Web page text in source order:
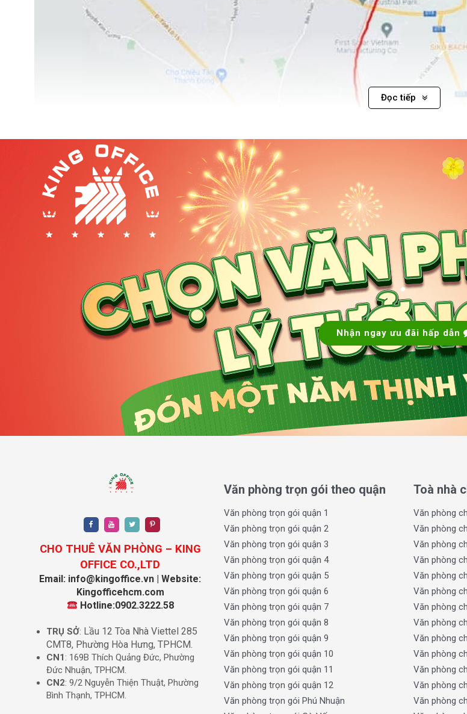
Cho thuê văn phòng xã Bình Mỹ giá rẻ ưu đãi
Xã Bình Mỹ được sáp nhập từ các xã nào?
Xã Bình Mỹ (mới) thuộc huyện Củ Chi, được sáp nhập từ xã Bình Mỹ,xã Trung Anvà xã Hòa Phú– đều
giáp xã Nhị Bình (Hóc Môn) và Quận 12
giáp các xã còn lại của huyện Củ Chi
Đặc điểm nổi bật:
Kết nối nhanh về trung tâm TP.HCM qua cầu Phú Cường – Quốc lộ 22
Gần khu công nghiệp Đông Nam, khu công nghệ cao
Quỹ đất rộng, giá thuê hợp lý, dễ setup văn phòng, kho bãi kết hợp
II. Tiềm năng phát triển khi thuê văn phòng xã Bình Mỹ TP.HCM
Kết nối giao thông:
GầnTỉnh lộ 15– trục đường chính nối Củ Chi về Quận 12
Kết nối nhanh vớiQuốc lộ 22,Vành đai 3 ,cao tốc TP.HCM – Mộc Bài
Trong tương lai, tuyến
sẽ đi qua khu vực lân cận
Khu vực sầm uất:
Đọc tiếp
.
.
Nhận ngay ưu đãi hấp dẫn
CHO THUÊ VĂN PHÒNG – KING
OFFICE CO.,LTD
Email: info@kingoffice.vn | Website:
Kingofficehcm.com
Hotline:0902.3222.58
TRỤ SỞ: Lầu 12 Tòa Nhà Viettel 285
CMT8, Phường Hòa Hưng, TPHCM.
CN1 : 169B Thích Quảng Đức, Phường
Đức Nhuận, TPHCM.
CN2: 9/2 Nguyễn Thiện Thuật, Phường
Bình Thạnh, TPHCM.
Văn phòng trọn gói theo quận
Văn phòng trọn gói quận 1
Văn phòng trọn gói quận 2
Văn phòng trọn gói quận 3
Văn phòng trọn gói quận 4
Văn phòng trọn gói quận 5
Văn phòng trọn gói quận 6
Văn phòng trọn gói quận 7
Văn phòng trọn gói quận 8
Văn phòng trọn gói quận 9
Văn phòng trọn gói quận 10
Văn phòng trọn gói quận 11
Văn phòng trọn gói quận 12
Văn phòng trọn gói Phú Nhuận
Toà nhà
Văn phòng
Văn phòng
Văn phòng
Văn phòng
Văn phòng
Văn phòng
Văn phòng
Văn phòng
Văn phòng
Văn phòng
Văn phòng
Văn phòng
Văn phòng